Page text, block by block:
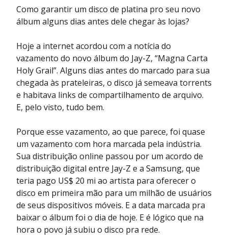
Como garantir um disco de platina pro seu novo
álbum alguns dias antes dele chegar às lojas?
Hoje a internet acordou com a notícia do
vazamento do novo álbum do Jay-Z, “Magna Carta
Holy Grail”. Alguns dias antes do marcado para sua
chegada às prateleiras, o disco já semeava torrents
e habitava links de compartilhamento de arquivo.
E, pelo visto, tudo bem.
Porque esse vazamento, ao que parece, foi quase
um vazamento com hora marcada pela indústria.
Sua distribuição online passou por um acordo de
distribuição digital entre Jay-Z e a Samsung, que
teria pago US$ 20 mi ao artista para oferecer o
disco em primeira mão para um milhão de usuários
de seus dispositivos móveis. E a data marcada pra
baixar o álbum foi o dia de hoje. E é lógico que na
hora o povo já subiu o disco pra rede.